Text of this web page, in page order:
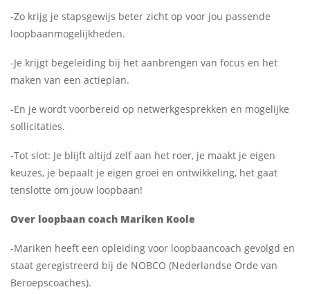
-Zo krijg je stapsgewijs beter zicht op voor jou passende
loopbaanmogelijkheden.
-Je krijgt begeleiding bij het aanbrengen van focus en het
maken van een actieplan.
-En je wordt voorbereid op netwerkgesprekken en mogelijke
sollicitaties.
-Tot slot: Je blijft altijd zelf aan het roer, je maakt je eigen
keuzes, je bepaalt je eigen groei en ontwikkeling, het gaat
tenslotte om jouw loopbaan!
Over loopbaan coach Mariken Koole
-Mariken heeft een opleiding voor loopbaancoach gevolgd en
staat geregistreerd bij de NOBCO (Nederlandse Orde van
Beroepscoaches).